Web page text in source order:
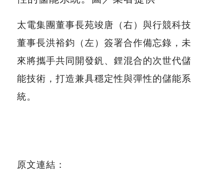
太電集團董事長苑竣唐（右）與行競科技
董事長洪裕鈞（左）簽署合作備忘錄，未
來將攜手共同開發釩、鋰混合的次世代儲
能技術，打造兼具穩定性與彈性的儲能系
統。
原文連結：